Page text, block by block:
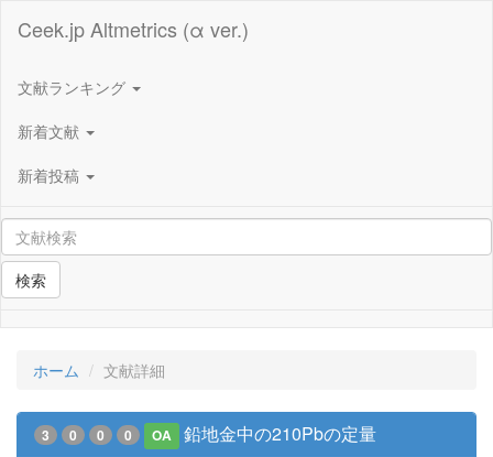
Ceek.jp Altmetrics (α ver.)
文献ランキング
新着文献
新着投稿
検索
ホーム 文献詳細
3 0 0 0 OA 鉛地金中の210Pbの定量